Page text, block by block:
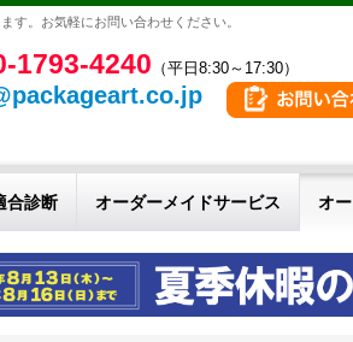
す。お気軽にお問い合わせください。
1793-4240 （平日8:30～17:30）
合診断 オーダーメイドサービス オ